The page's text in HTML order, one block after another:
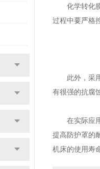
化学转化膜
过程中要严格
此外，采用
有很强的抗腐
在实际应用
提高防护罩的
机床的使用寿